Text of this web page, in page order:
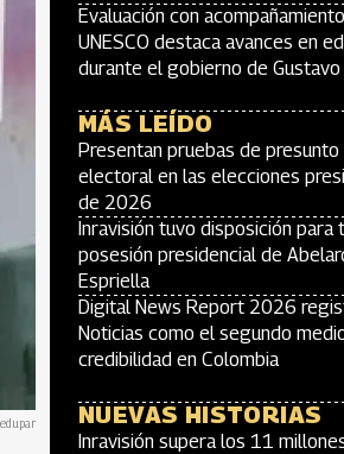
Evaluación con
UNESCO destaca avances en
durante el gobierno de
MÁS LEÍDO
Presentan pruebas de
electoral en las elecciones
de 2026
Inravisión tuvo disposición para
posesión presidencial de
Espriella
Digital News Report 2026
Noticias como el segundo
credibilidad en Colombia
NUEVAS HISTORIAS
Inravisión supera los 11